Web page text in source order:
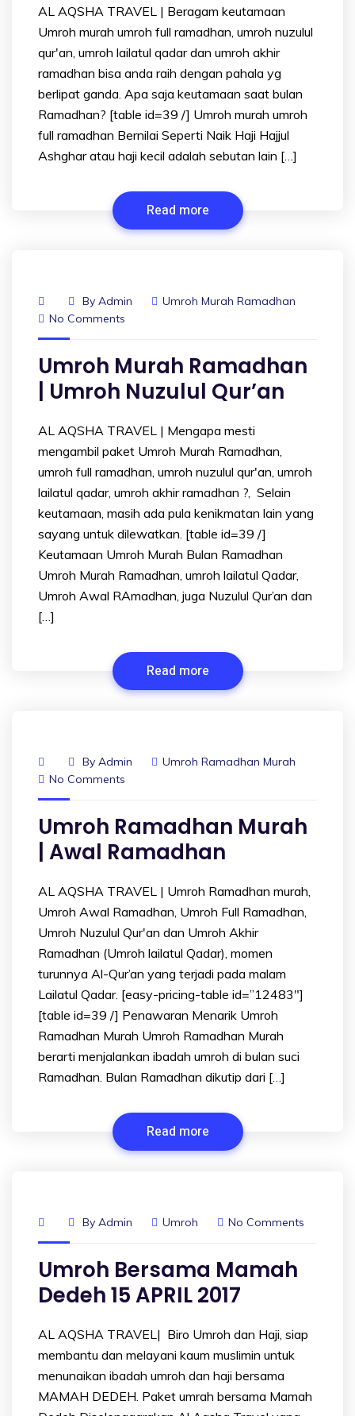
AL AQSHA TRAVEL | Beragam keutamaan
Umroh murah umroh full ramadhan, umroh nuzulul
qur'an, umroh lailatul qadar dan umroh akhir
ramadhan bisa anda raih dengan pahala yg
berlipat ganda. Apa saja keutamaan saat bulan
Ramadhan? [table id=39 /] Umroh murah umroh
full ramadhan Bernilai Seperti Naik Haji Hajjul
Ashghar atau haji kecil adalah sebutan lain […]
Read more
By Admin
Umroh Murah Ramadhan
No Comments
Umroh Murah Ramadhan
| Umroh Nuzulul Qur’an
AL AQSHA TRAVEL | Mengapa mesti
mengambil paket Umroh Murah Ramadhan,
umroh full ramadhan, umroh nuzulul qur'an, umroh
lailatul qadar, umroh akhir ramadhan ?, Selain
keutamaan, masih ada pula kenikmatan lain yang
sayang untuk dilewatkan. [table id=39 /]
Keutamaan Umroh Murah Bulan Ramadhan
Umroh Murah Ramadhan, umroh lailatul Qadar,
Umroh Awal RAmadhan, juga Nuzulul Qur’an dan
[…]
Read more
By Admin
Umroh Ramadhan Murah
No Comments
Umroh Ramadhan Murah
| Awal Ramadhan
AL AQSHA TRAVEL | Umroh Ramadhan murah,
Umroh Awal Ramadhan, Umroh Full Ramadhan,
Umroh Nuzulul Qur'an dan Umroh Akhir
Ramadhan (Umroh lailatul Qadar), momen
turunnya Al-Qur’an yang terjadi pada malam
Lailatul Qadar. [easy-pricing-table id=”12483″]
[table id=39 /] Penawaran Menarik Umroh
Ramadhan Murah Umroh Ramadhan Murah
berarti menjalankan ibadah umroh di bulan suci
Ramadhan. Bulan Ramadhan dikutip dari […]
Read more
By Admin Umroh No Comments
Umroh Bersama Mamah
Dedeh 15 APRIL 2017
AL AQSHA TRAVEL| Biro Umroh dan Haji, siap
membantu dan melayani kaum muslimin untuk
menunaikan ibadah umroh dan haji bersama
MAMAH DEDEH. Paket umrah bersama Mamah